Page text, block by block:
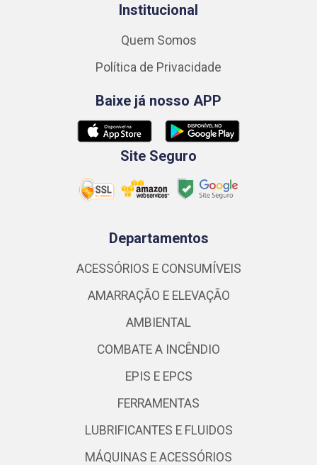
Institucional
Quem Somos
Política de Privacidade
Baixe já nosso APP
Site Seguro
Departamentos
ACESSÓRIOS E CONSUMÍVEIS
AMARRAÇÃO E ELEVAÇÃO
AMBIENTAL
COMBATE A INCÊNDIO
EPIS E EPCS
FERRAMENTAS
LUBRIFICANTES E FLUIDOS
MÁQUINAS E ACESSÓRIOS